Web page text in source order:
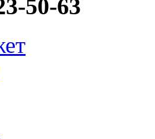
50-63